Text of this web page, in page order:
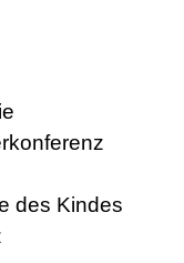
des Kindes